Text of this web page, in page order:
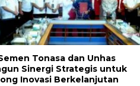
Tonasa dan Unhas
Sinergi Strategis untuk
Inovasi Berkelanjutan